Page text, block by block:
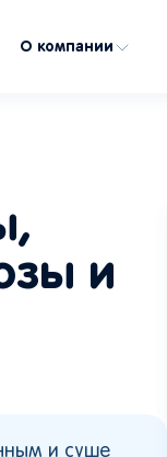
О компании
и
и суше